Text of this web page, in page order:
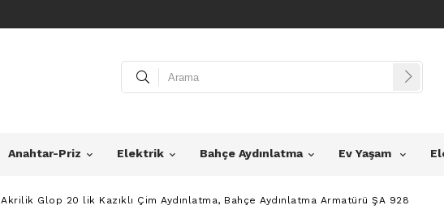
Anahtar-Priz Elektrik Bahçe Aydınlatma Ev Yaşam
Akrilik Glop 20 lik Kazıklı Çim Aydınlatma, Bahçe Aydınlatma Armatürü ŞA 928